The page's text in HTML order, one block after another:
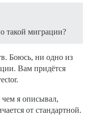
такой миграции?
Боюсь, ни одно из
Вам придётся
чем я описывал,
от стандартной.